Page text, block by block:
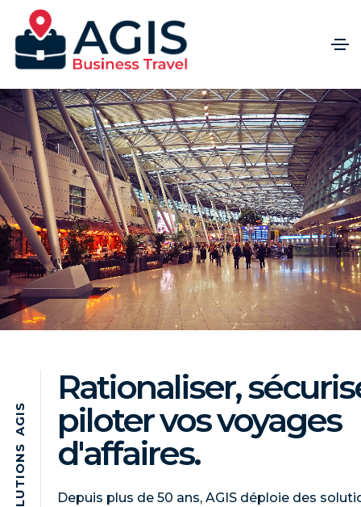
L
U
T
I
O
N
S
A
G
I
S
Rationaliser,
piloter vos voyages
d'affaires.
Depuis plus de 50 ans, AGIS déploie des